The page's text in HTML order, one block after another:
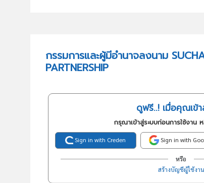
กรรมการและผู้มีอำนาจลงนาม
PARTNERSHIP
ดูฟรี..! เมื่อคุณเข้า
กรุณาเข้าสู่ระบบก่อนการใช้งาน
Sign in with Creden Sign in with
หรือ
สร้างบัญชีผู้ใช้งาน